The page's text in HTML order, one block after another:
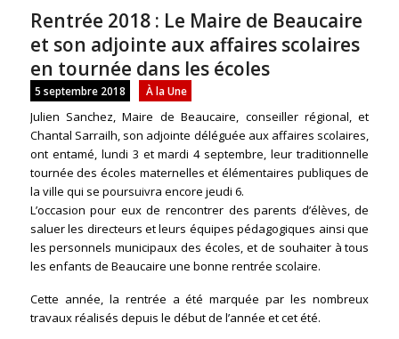
Rentrée 2018 : Le Maire de Beaucaire
et son adjointe aux affaires scolaires
en tournée dans les écoles
5 septembre 2018 À la Une
Julien Sanchez, Maire de Beaucaire, conseiller régional, et
Chantal Sarrailh, son adjointe déléguée aux affaires scolaires,
ont entamé, lundi 3 et mardi 4 septembre, leur traditionnelle
tournée des écoles maternelles et élémentaires publiques de
la ville qui se poursuivra encore jeudi 6.
L’occasion pour eux de rencontrer des parents d’élèves, de
saluer les directeurs et leurs équipes pédagogiques ainsi que
les personnels municipaux des écoles, et de souhaiter à tous
les enfants de Beaucaire une bonne rentrée scolaire.
Cette année, la rentrée a été marquée par les nombreux
travaux réalisés depuis le début de l’année et cet été.